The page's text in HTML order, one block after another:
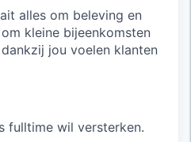
alles om beleving en
kleine bijeenkomsten
jou voelen klanten
fulltime wil versterken.